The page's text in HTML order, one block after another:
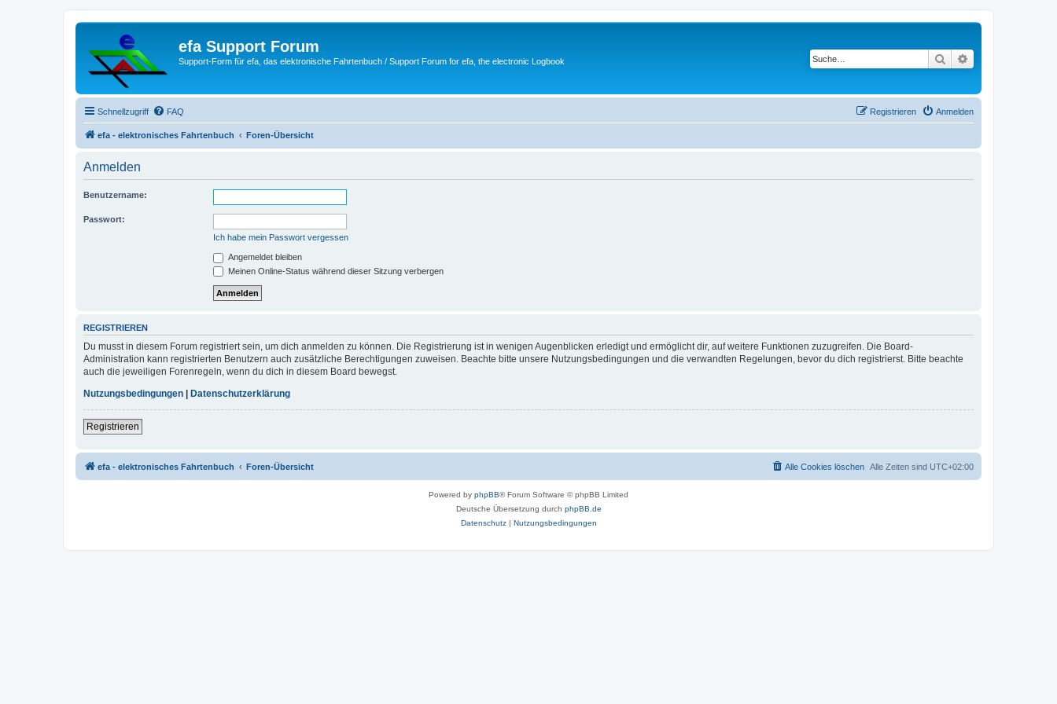
efa Support Forum
Support-Form für efa, das elektronische Fahrtenbuch / Support Forum for efa, the electronic Logbook Suche
Schnellzugriff FAQ Anmelden
Registrieren
efa - elektronisches Fahrtenbuch Foren-Übersicht
Anmelden
Benutzername:
Passwort:
Ich habe mein Passwort vergessen
Angemeldet bleiben
Meinen Online-Status während dieser Sitzung verbergen
REGISTRIEREN
Du musst in diesem Forum registriert sein, um dich anmelden zu können. Die Registrierung ist in wenigen Augenblicken erledigt und ermöglicht dir, auf weitere Funktionen zuzugreifen. Die Board-
Administration kann registrierten Benutzern auch zusätzliche Berechtigungen zuweisen. Beachte bitte unsere Nutzungsbedingungen und die verwandten Regelungen, bevor du dich registrierst. Bitte beachte
auch die jeweiligen Forenregeln, wenn du dich in diesem Board bewegst.
Nutzungsbedingungen | Datenschutzerklärung
Registrieren
efa - elektronisches Fahrtenbuch Foren-Übersicht Alle Zeiten sind UTC+02:00
Alle Cookies löschen
Powered by phpBB® Forum Software © phpBB Limited
Deutsche Übersetzung durch phpBB.de
Datenschutz| Nutzungsbedingungen